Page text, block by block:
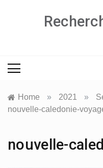
Home » 2021 »
nouvelle-caledonie-
nouvelle-